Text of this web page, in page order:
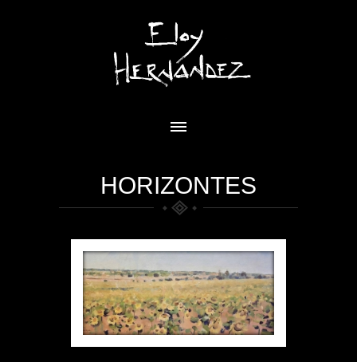
HORIZONTES